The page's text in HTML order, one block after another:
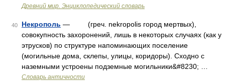
Древний мир. Энциклопедический словарь
40 Некрополь — (греч. nekropolis город мертвых),
совокупность захоронений, лишь в некоторых случаях (как у
этрусков) по структуре напоминающих поселение
(могильные дома, склепы, улицы, коридоры). Сходно с
наземными устроены подземные могильники&#8230; …
Словарь античности